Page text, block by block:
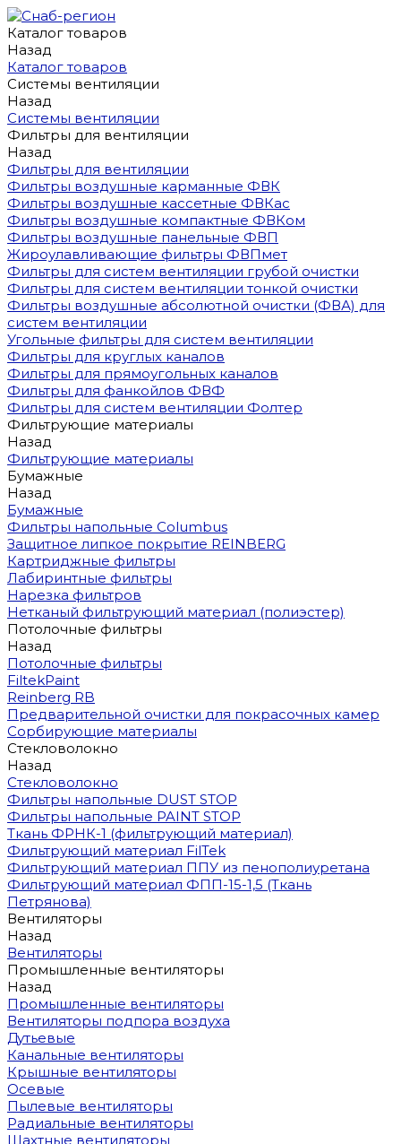
Каталог товаров
Назад
Каталог товаров
Системы вентиляции
Назад
Системы вентиляции
Фильтры для вентиляции
Назад
Фильтры для вентиляции
Фильтры воздушные карманные ФВК
Фильтры воздушные кассетные ФВКас
Фильтры воздушные компактные ФВКом
Фильтры воздушные панельные ФВП
Жироулавливающие фильтры ФВПмет
Фильтры для систем вентиляции грубой очистки
Фильтры для систем вентиляции тонкой очистки
Фильтры воздушные абсолютной очистки (ФВА) для
систем вентиляции
Угольные фильтры для систем вентиляции
Фильтры для круглых каналов
Фильтры для прямоугольных каналов
Фильтры для фанкойлов ФВФ
Фильтры для систем вентиляции Фолтер
Фильтрующие материалы
Назад
Фильтрующие материалы
Бумажные
Назад
Бумажные
Фильтры напольные Columbus
Защитное липкое покрытие REINBERG
Картриджные фильтры
Лабиринтные фильтры
Нарезка фильтров
Нетканый фильтрующий материал (полиэстер)
Потолочные фильтры
Назад
Потолочные фильтры
FiltekPaint
Reinberg RB
Предварительной очистки для покрасочных камер
Сорбирующие материалы
Стекловолокно
Назад
Стекловолокно
Фильтры напольные DUST STOP
Фильтры напольные PAINT STOP
Ткань ФРНК-1 (фильтрующий материал)
Фильтрующий материал FilTek
Фильтрующий материал ППУ из пенополиуретана
Фильтрующий материал ФПП-15-1,5 (Ткань
Петрянова)
Вентиляторы
Назад
Вентиляторы
Промышленные вентиляторы
Назад
Промышленные вентиляторы
Вентиляторы подпора воздуха
Дутьевые
Канальные вентиляторы
Крышные вентиляторы
Осевые
Пылевые вентиляторы
Радиальные вентиляторы
Шахтные вентиляторы